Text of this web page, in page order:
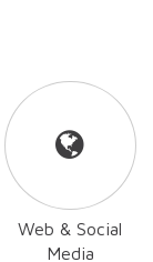
Web & Social
Media